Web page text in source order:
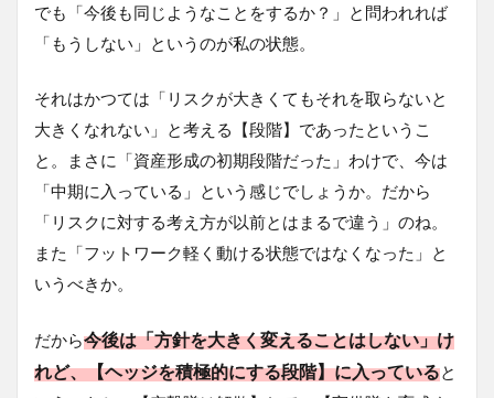
でも「今後も同じようなことをするか？」と問われれば
「もうしない」というのが私の状態。
それはかつては「リスクが大きくてもそれを取らないと
大きくなれない」と考える【段階】であったというこ
と。まさに「資産形成の初期段階だった」わけで、今は
「中期に入っている」という感じでしょうか。だから
「リスクに対する考え方が以前とはまるで違う」のね。
また「フットワーク軽く動ける状態ではなくなった」と
いうべきか。
だから今後は「方針を大きく変えることはしない」け
れど、【ヘッジを積極的にする段階】に入っていると